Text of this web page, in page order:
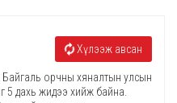
Хүлээж авсан
орчны хяналтын улсын
5 дахь жидээ хийж байна.